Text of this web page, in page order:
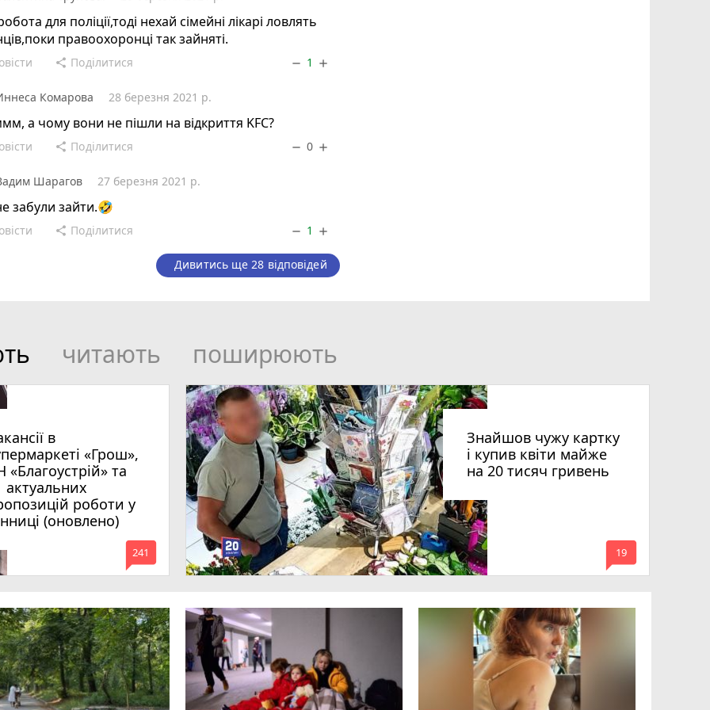
для поліції,тоді нехай сімейні лікарі ловлять
правоохоронці так зайняті.
share Поділитися remove 1 add
Комарова 28 березня 2021 р.
а чому вони не пішли на відкриття KFC?
share Поділитися remove 0 add
Шарагов 27 березня 2021 р.
забули зайти.🤣
share Поділитися remove 1 add
Дивитись ще 28 відповідей
читають поширюють
в
«Грош»,
«Благоустрій» та
актуальних
роботи у
(оновлено)
mode_comment
241
Знайшов чужу картку
і купив квіти майже
на 20 тисяч гривень
mode_comment
19